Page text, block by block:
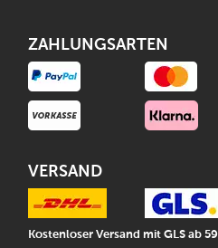
ZAHLUNGSARTEN
VERSAND
Kostenloser Versand mit GLS ab